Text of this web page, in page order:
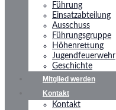
Führung
Einsatzabteilung
Ausschuss
Führungsgruppe
Höhenrettung
Jugendfeuerwehr
Geschichte
Mitglied werden
Kontakt
Kontakt